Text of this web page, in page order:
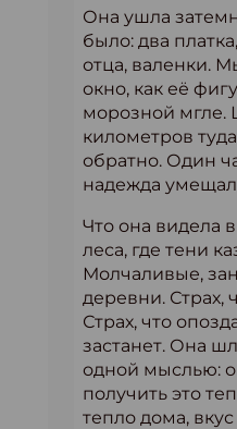
Она ушла
было: два
отца, валенки.
окно, как её
морозной мгле.
километров
обратно. Один
надежда
Что она видела
леса, где тени
Молчаливые,
деревни. Страх,
Страх, что
застанет. Она
одной мыслью:
получить это
тепло дома,